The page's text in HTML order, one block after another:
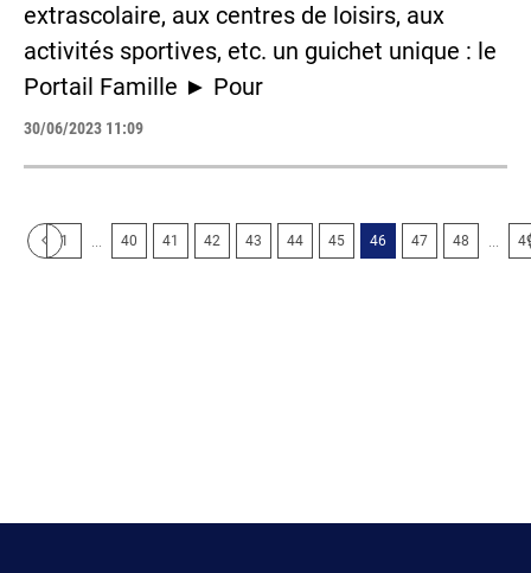
extrascolaire, aux centres de loisirs, aux
activités sportives, etc. un guichet unique : le
Portail Famille ► Pour
30/06/2023 11:09
1 40 41 42 43 44 45 46 47 48